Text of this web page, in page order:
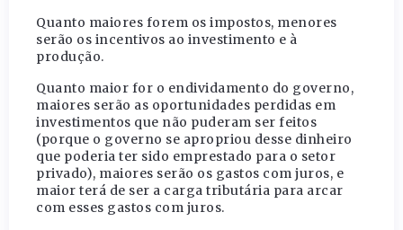
Quanto maiores forem os impostos, menores
serão os incentivos ao investimento e à
produção.
Quanto maior for o endividamento do governo,
maiores serão as oportunidades perdidas em
investimentos que não puderam ser feitos
(porque o governo se apropriou desse dinheiro
que poderia ter sido emprestado para o setor
privado), maiores serão os gastos com juros, e
maior terá de ser a carga tributária para arcar
com esses gastos com juros.